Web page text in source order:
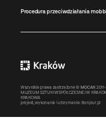
Procedura przeciwdziałania
Wszystkie prawa zastrzeżone © MOCAK
MUZEUM SZTUKI WSPÓŁCZESNEJ W
KRAKOWA
projekt, wykonanie i utrzymanie: Bonjour.pl